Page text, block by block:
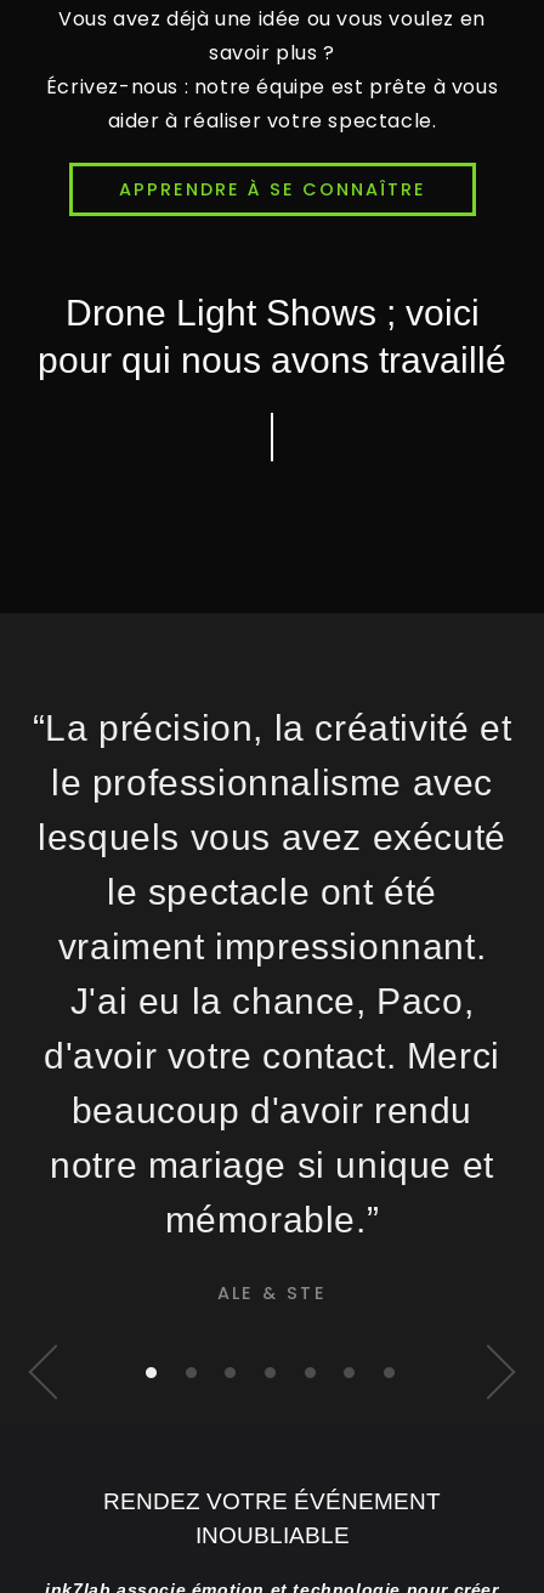
Vous avez déjà une idée ou vous voulez en
savoir plus ?
Écrivez-nous : notre équipe est prête à vous
aider à réaliser votre spectacle.
APPRENDRE À SE CONNAÎTRE
Drone Light Shows ; voici
pour qui nous avons travaillé
“La précision, la créativité et
le professionnalisme avec
lesquels vous avez exécuté
le spectacle ont été
vraiment impressionnant.
J'ai eu la chance, Paco,
d'avoir votre contact. Merci
beaucoup d'avoir rendu
notre mariage si unique et
mémorable.”
ALE & STE
• • • • • • •
RENDEZ VOTRE ÉVÉNEMENT
INOUBLIABLE
ink7lab associe émotion et technologie pour créer